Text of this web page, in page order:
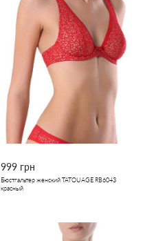
999 грн
Бюстгальтер женский TATOUAGE RB6043
красный